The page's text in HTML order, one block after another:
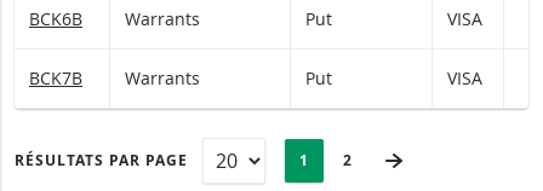
BCK6B Warrants Put VISA
BCK7B Warrants Put VISA
RÉSULTATS PAR PAGE
PAGINATION
Selected:
PAGE
1 DERNIÈRE PAGE
2